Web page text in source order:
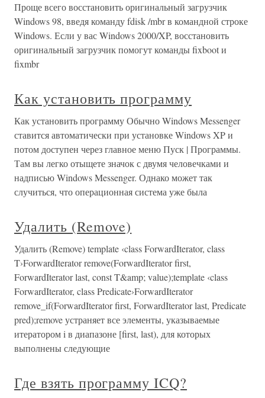
Проще всего восстановить оригинальный загрузчик
Windows 98, введя команду fdisk /mbr в командной строке
Windows. Если у вас Windows 2000/XP, восстановить
оригинальный загрузчик помогут команды fixboot и
fixmbr
Как установить программу
Как установить программу Обычно Windows Messenger
ставится автоматически при установке Windows XP и
потом доступен через главное меню Пуск | Программы.
Там вы легко отыщете значок с двумя человечками и
надписью Windows Messenger. Однако может так
случиться, что операционная система уже была
Удалить (Remove)
Удалить (Remove) template ‹class ForwardIterator, class
T›ForwardIterator remove(ForwardIterator first,
ForwardIterator last, const T&amp; value);template ‹class
ForwardIterator, class Predicate›ForwardIterator
remove_if(ForwardIterator first, ForwardIterator last, Predicate
pred);remove устраняет все элементы, указываемые
итератором i в диапазоне [first, last), для которых
выполнены следующие
Где взять программу ICQ?